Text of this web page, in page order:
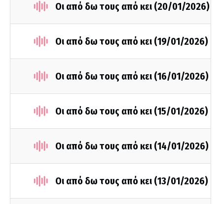
Οι από δω τους από κει (20/01/2026)
Οι από δω τους από κει (19/01/2026)
Οι από δω τους από κει (16/01/2026)
Οι από δω τους από κει (15/01/2026)
Οι από δω τους από κει (14/01/2026)
Οι από δω τους από κει (13/01/2026)